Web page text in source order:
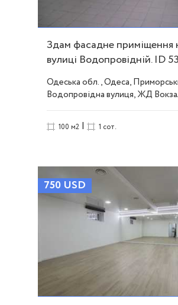
Здам фасадне приміщення
вулиці Водопровідній. ID
Одеська обл., Одеса,
Водопровідна вулиця, ЖД
100 м2 | 1 сот.
750 USD